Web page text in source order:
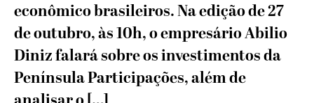
econômico brasileiros. Na edição de 27
de outubro, às 10h, o empresário Abilio
Diniz falará sobre os investimentos da
Península Participações, além de